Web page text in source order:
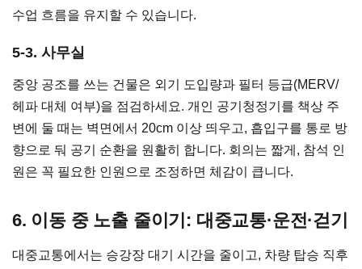
수업 흐름을 유지할 수 있습니다.
5-3. 사무실
중앙 공조를 쓰는 건물은 외기 도입량과 필터 등급(MERV/
헤파 대체 여부)을 점검하세요. 개인 공기청정기를 책상 주
변에 둘 때는 벽면에서 20cm 이상 띄우고, 흡입구를 통로 방
향으로 둬 공기 순환을 원활히 합니다. 회의는 짧게, 참석 인
원은 꼭 필요한 인원으로 조정하면 체감이 큽니다.
6. 이동 중 노출 줄이기: 대중교통·운전·걷기
대중교통에서는 승강장 대기 시간을 줄이고, 차량 탑승 직후